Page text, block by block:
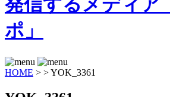
HOME > >YOK_3361